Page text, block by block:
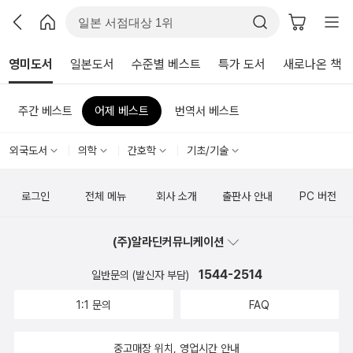
영미도서 일본도서 수준별 베스트 특가 도서 새로나온 책
주간 베스트 어제 베스트 번역서 베스트
외국도서 의학 간호학 기초/기술
로그인 전체 메뉴 회사 소개 출판사 안내 PC 버전
(주)알라딘커뮤니케이션
일반문의 (발신자 부담) 1544-2514
1:1 문의 FAQ
중고매장 위치, 영업시간 안내